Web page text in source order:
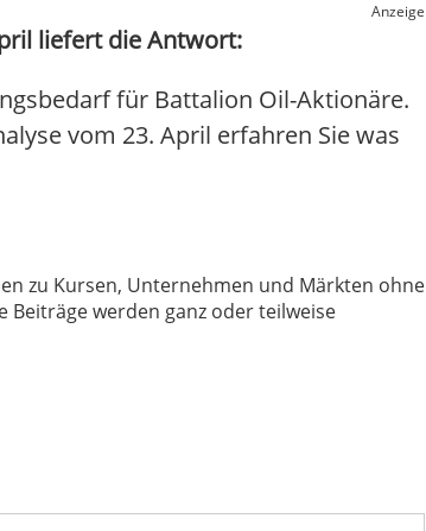
Anzeige
liefert die Antwort:
für Battalion Oil-Aktionäre.
vom 23. April erfahren Sie was
zu Kursen, Unternehmen und Märkten ohne
werden ganz oder teilweise